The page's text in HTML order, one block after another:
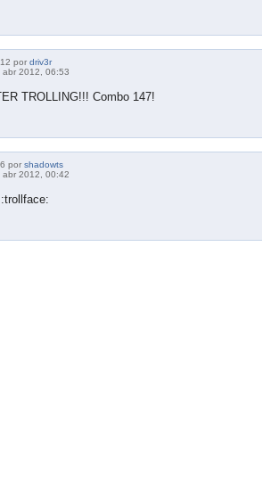
por driv3r
abr 2012, 06:53
TROLLING!!! Combo 147!
por shadowts
abr 2012, 00:42